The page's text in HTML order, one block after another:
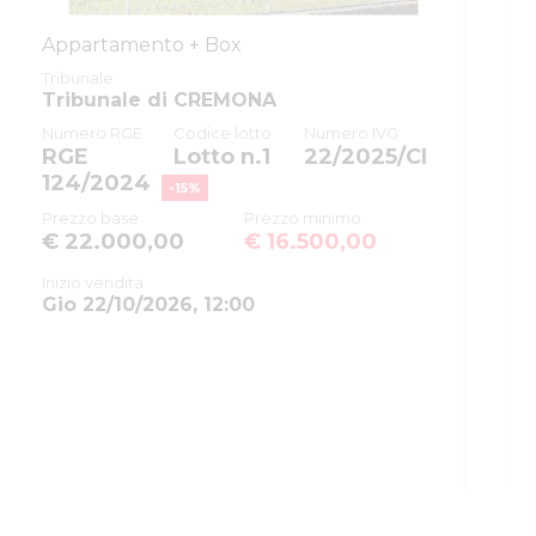
ID rito
EI80
ID tribunale
Tribunale
Tribunale di CREMONA
Registro
ESECUZIONI CIVILI IMMOBILIARI
Rito
ESECUZIONE IMMOBILIARE
POST LEGGE 80
Numero
Anno
2024
Appartamento + Box
Tribunale
Tribunale di CREMONA
Numero RGE
RGE
124/2024
Codice lotto
Lotto n.1
Numero IVG
22/2025/CI
Prezzo base
€ 22.000,00
-15%
Prezzo minimo
€ 16.500,00
Inizio vendita
Gio 22/10/2026, 12:00